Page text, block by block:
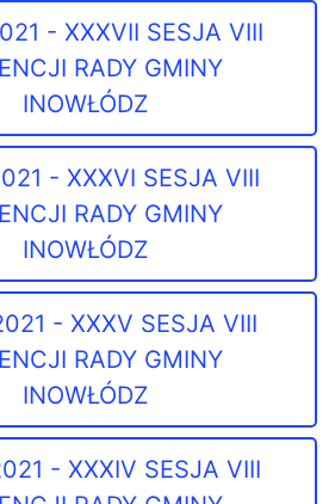
- XXXVII SESJA VIII
RADY GMINY
INOWŁÓDZ
- XXXVI SESJA VIII
RADY GMINY
INOWŁÓDZ
- XXXV SESJA VIII
RADY GMINY
INOWŁÓDZ
- XXXIV SESJA VIII